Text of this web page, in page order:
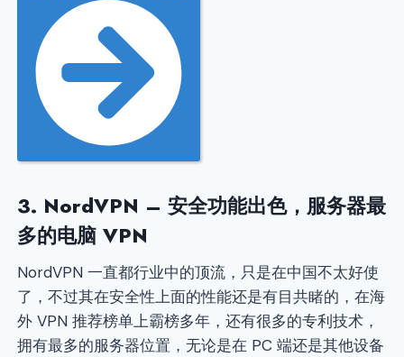
3. NordVPN – 安全功能出色，服务器最
多的电脑 VPN
NordVPN 一直都行业中的顶流，只是在中国不太好使
了，不过其在安全性上面的性能还是有目共睹的，在海
外 VPN 推荐榜单上霸榜多年，还有很多的专利技术，
拥有最多的服务器位置，无论是在 PC 端还是其他设备